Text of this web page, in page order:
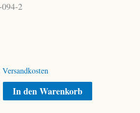
2
Versandkosten
In den Warenkorb